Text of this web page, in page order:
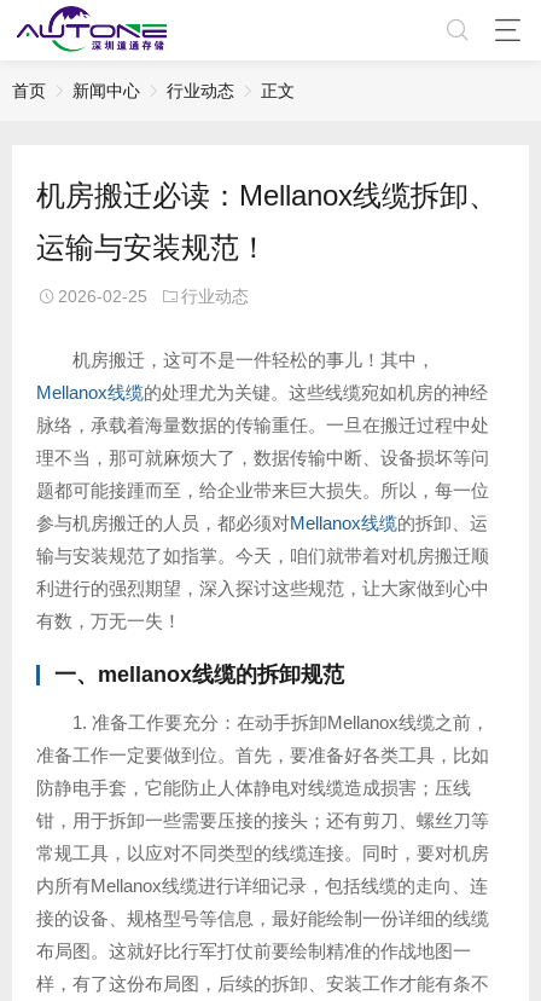
首页 新闻中心 行业动态 正文
机房搬迁必读：Mellanox线缆拆卸、
运输与安装规范！
2026-02-25 行业动态
机房搬迁，这可不是一件轻松的事儿！其中，
Mellanox线缆的处理尤为关键。这些线缆宛如机房的神经
脉络，承载着海量数据的传输重任。一旦在搬迁过程中处
理不当，那可就麻烦大了，数据传输中断、设备损坏等问
题都可能接踵而至，给企业带来巨大损失。所以，每一位
参与机房搬迁的人员，都必须对Mellanox线缆的拆卸、运
输与安装规范了如指掌。今天，咱们就带着对机房搬迁顺
利进行的强烈期望，深入探讨这些规范，让大家做到心中
有数，万无一失！
一、 mellanox线缆的拆卸规范
1. 准备工作要充分：在动手拆卸Mellanox线缆之前，
准备工作一定要做到位。首先，要准备好各类工具，比如
防静电手套，它能防止人体静电对线缆造成损害；压线
钳，用于拆卸一些需要压接的接头；还有剪刀、螺丝刀等
常规工具，以应对不同类型的线缆连接。同时，要对机房
内所有Mellanox线缆进行详细记录，包括线缆的走向、连
接的设备、规格型号等信息，最好能绘制一份详细的线缆
布局图。这就好比行军打仗前要绘制精准的作战地图一
样，有了这份布局图，后续的拆卸、安装工作才能有条不